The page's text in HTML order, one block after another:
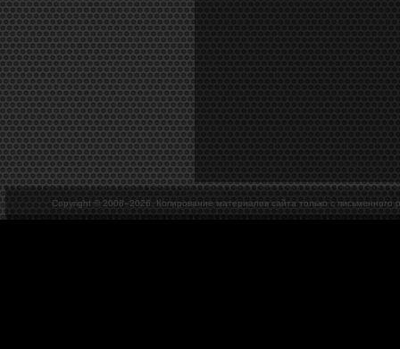
Copyright © 2008–2026. Копирование материалов сайта только с